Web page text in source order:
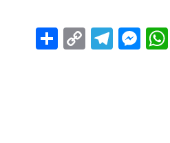
LinkedIn
WhatsApp
Messenger
Telegram
Copy